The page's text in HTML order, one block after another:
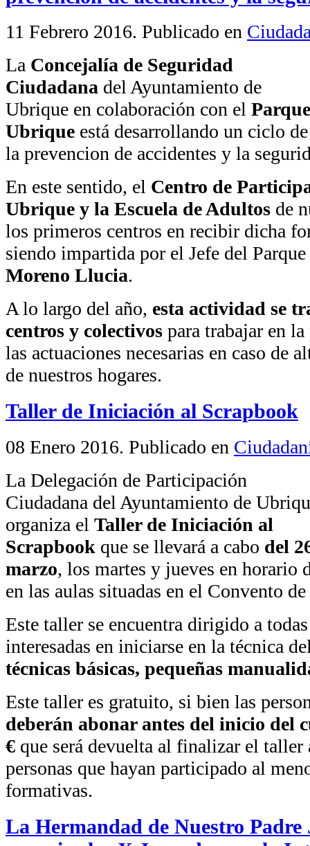
11 Febrero 2016. Publicado en
La Concejalía de Seguridad
Ciudadana del Ayuntamiento de
Ubrique en colaboración con el
Ubrique está desarrollando un ciclo
la prevencion de accidentes y la
En este sentido, el Centro de
Ubrique y la Escuela de Adultos de
los primeros centros en recibir dicha
siendo impartida por el Jefe del
Moreno Llucia.
A lo largo del año, esta actividad se
centros y colectivos para trabajar en
las actuaciones necesarias en caso de
de nuestros hogares.
Taller de Iniciación al Scrapbook
08 Enero 2016. Publicado en
La Delegación de Participación
Ciudadana del Ayuntamiento de
organiza el Taller de Iniciación al
Scrapbook que se llevará a cabo del
marzo, los martes y jueves en horario
en las aulas situadas en el Convento
Este taller se encuentra dirigido a
interesadas en iniciarse en la técnica
técnicas básicas, pequeñas
Este taller es gratuito, si bien las
deberán abonar antes del inicio del
€ que será devuelta al finalizar el taller
personas que hayan participado al
formativas.
La Hermandad de Nuestro Padre